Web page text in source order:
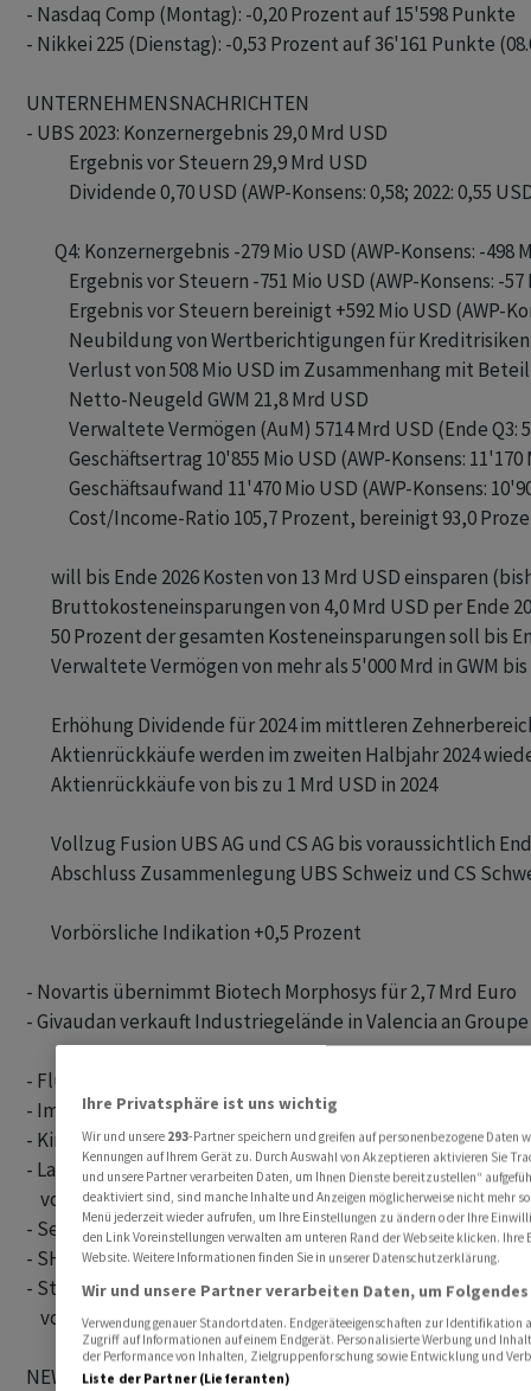
- Nasdaq Comp (Montag): -0,20 Prozent auf 15'598 Punkte
- Nikkei 225 (Dienstag): -0,53 Prozent auf 36'161 Punkte
UNTERNEHMENSNACHRICHTEN
- UBS 2023: Konzernergebnis 29,0 Mrd USD
            Ergebnis vor Steuern 29,9 Mrd USD
Dividende 0,70 USD (AWP-Konsens: 0,58; 2022: 0,55
Q4: Konzernergebnis -279 Mio USD (AWP-Konsens: -
Ergebnis vor Steuern -751 Mio USD (AWP-Konsens: -57
Ergebnis vor Steuern bereinigt +592 Mio USD (AWP-
Neubildung von Wertberichtigungen für
Verlust von 508 Mio USD im Zusammenhang mit
            Netto-Neugeld GWM 21,8 Mrd USD
Verwaltete Vermögen (AuM) 5714 Mrd USD (Ende Q3:
Geschäftsertrag 10'855 Mio USD (AWP-Konsens: 11'170
Geschäftsaufwand 11'470 Mio USD (AWP-Konsens:
Cost/Income-Ratio 105,7 Prozent, bereinigt 93,0
will bis Ende 2026 Kosten von 13 Mrd USD einsparen
Bruttokosteneinsparungen von 4,0 Mrd USD per Ende
50 Prozent der gesamten Kosteneinsparungen soll bis
Verwaltete Vermögen von mehr als 5'000 Mrd in GWM
Erhöhung Dividende für 2024 im mittleren
Aktienrückkäufe werden im zweiten Halbjahr 2024
       Aktienrückkäufe von bis zu 1 Mrd USD in 2024
Vollzug Fusion UBS AG und CS AG bis voraussichtlich
Abschluss Zusammenlegung UBS Schweiz und CS
       Vorbörsliche Indikation +0,5 Prozent
- Novartis übernimmt Biotech Morphosys für 2,7 Mrd Euro
- Givaudan verkauft Industriegelände in Valencia an
- Flughafen Zürich will weniger Detailhandelsfläche im
- Implenia zieht Aufträge in Höhe von über 110 Millionen
- Kinarus entkommt dem Konkurs und peilt
- Landis+Gyr: Grösster Aktionär platziert Aktien bei
    vorbörsliche Indikation -4,9 Prozent
- Sensirion  erweitert Produktion in Ungarn - Keine
- SHL Telemedicine informiert über Änderungen im
- Stadler liefert Intercity-Züge für 600 Mio Fr. nach Saudi-
    vorbörsliche Indikation +1,4 Prozent
NEWS VON WICHTIGEN NICHT SIX-KOTIERTEN
Ihre Privatsphäre ist uns wichtig
Wir und unsere 293-Partner speichern und greifen auf personenbezogene Daten
Kennungen auf Ihrem Gerät zu. Durch Auswahl von Akzeptieren aktivieren Sie
und unsere Partner verarbeiten Daten, um Ihnen Dienste bereitzustellen“
deaktiviert sind, sind manche Inhalte und Anzeigen möglicherweise nicht mehr
Menü jederzeit wieder aufrufen, um Ihre Einstellungen zu ändern oder Ihre
den Link Voreinstellungen verwalten am unteren Rand der Webseite klicken. Ihre
Website. Weitere Informationen finden Sie in unserer Datenschutzerklärung.
Wir und unsere Partner verarbeiten Daten, um
Verwendung genauer Standortdaten. Endgeräteeigenschaften zur Identifikation
Zugriff auf Informationen auf einem Endgerät. Personalisierte Werbung und
der Performance von Inhalten, Zielgruppenforschung sowie Entwicklung und
Liste der Partner (Lieferanten)